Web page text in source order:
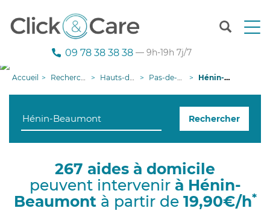
T
n
g
o
09 78 38 38 38 — 9h-19h 7j/7
Accueil Recherche aide à domicile Hauts-de-France Pas-de-Calais Hénin-Beaumont
Rechercher
267 aides à domicile
peuvent intervenir à Hénin-
Beaumontà partir de 19,90€/h*